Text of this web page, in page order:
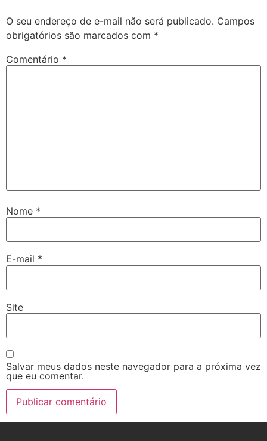
O seu endereço de e-mail não será publicado. Campos
obrigatórios são marcados com *
Comentário *
Nome *
E-mail *
Site
Salvar meus dados neste navegador para a próxima vez
que eu comentar.